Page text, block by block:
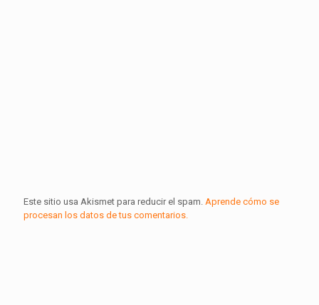
Este sitio usa Akismet para reducir el spam. Aprende cómo se
procesan los datos de tus comentarios.